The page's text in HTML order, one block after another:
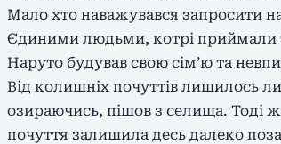
Мало хто наважувався запросити
Єдиними людьми, котрі приймали
Наруто будував свою сім’ю та
Від колишніх почуттів лишилось
озираючись, пішов з селища. Тоді ж
почуття залишила десь далеко